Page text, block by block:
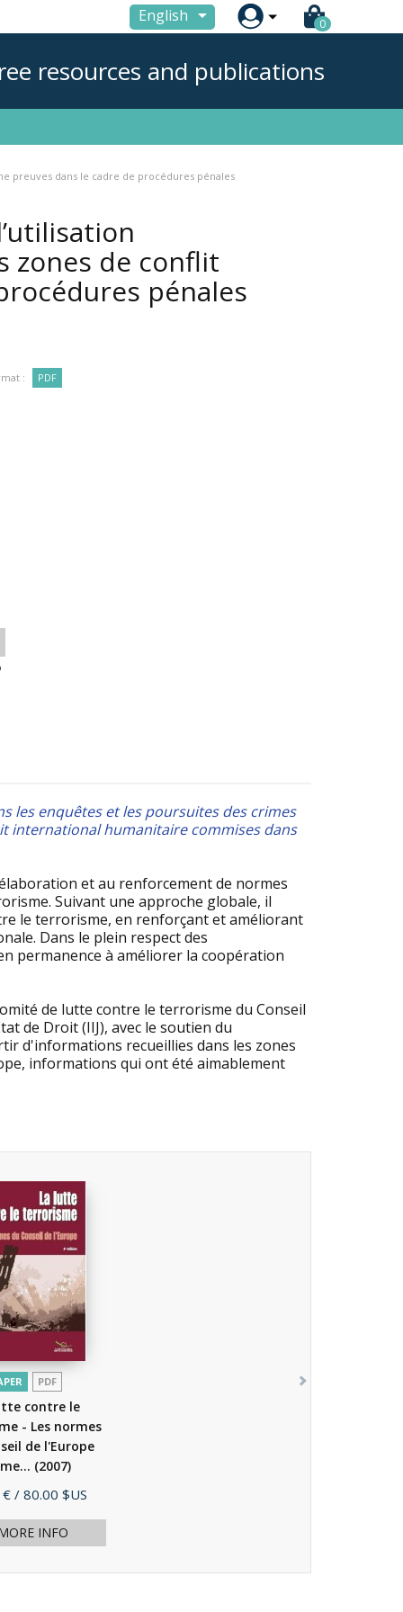
English  0
resources and publications
preuves dans le cadre de procédures pénales
zones de conflit
pénales
: PDF
les enquêtes et les poursuites des crimes
international humanitaire commises dans
et au renforcement de normes
Suivant une approche globale, il
le terrorisme, en renforçant et améliorant
Dans le plein respect des
permanence à améliorer la coopération
de lutte contre le terrorisme du Conseil
de Droit (IIJ), avec le soutien du
d'informations recueillies dans les zones
informations qui ont été aimablement
PDF
contre le
- Les normes
de l'Europe
(2007)
€ / 80.00 $US
INFO